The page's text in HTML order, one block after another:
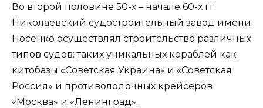
Во второй половине 50-х – начале 60-х гг.
Николаевский судостроительный завод имени
Носенко осуществлял строительство различных
типов судов: таких уникальных кораблей как
китобазы «Советская Украина» и «Советская
Россия» и противолодочных крейсеров
«Москва» и «Ленинград».